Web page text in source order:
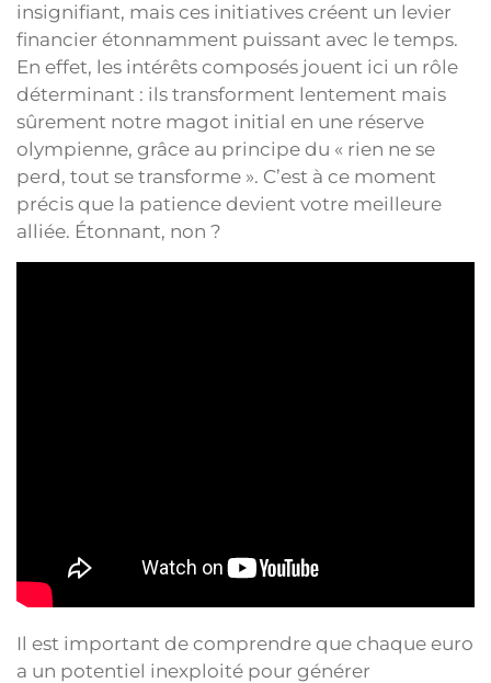
insignifiant, mais ces initiatives créent un levier
financier étonnamment puissant avec le temps.
En effet, les intérêts composés jouent ici un rôle
déterminant : ils transforment lentement mais
sûrement notre magot initial en une réserve
olympienne, grâce au principe du « rien ne se
perd, tout se transforme ». C’est à ce moment
précis que la patience devient votre meilleure
alliée. Étonnant, non ?
Il est important de comprendre que chaque euro
a un potentiel inexploité pour générer